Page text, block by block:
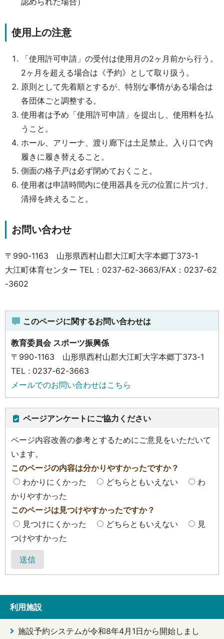
使用上の注意
「使用許可申請」の受付は使用月の2ヶ月前から行う。
2ヶ月を超える場合は《予約》として取り扱う。
原則として先着順とするが、特別な事情がある場合は
各団体ごと調整する。
使用者は予め「使用許可申請」を提出し、使用料を払
うこと。
ホール、アリーナ、渡り廊下は土足禁止。入り口で内
履きに履き替えること。
側面の格子戸は必ず閉めておくこと。
使用者は申請時間内に使用器具を元の位置に片づけ、
清掃を終えること。
お問い合わせ
〒990-1163 山形県西村山郡大江町大字本郷丁373-1
大江町体育センター TEL：0237-62-3663/FAX：0237-62
-3602
このページに関するお問い合わせは
教育委員会 スポーツ振興係
〒990-1163 山形県西村山郡大江町大字本郷丁373-1
TEL : 0237-62-3663
メールでのお問い合わせはこちら
ページアンケートにご協力ください
ページ内容改善の参考とするためにご意見をいただいて
います。
このページの内容は分かりやすかったですか？
わかりにくかった
どちらともいえない
わ
かりやすかった
このページは見つけやすかったですか？
見つけにくかった
どちらともいえない
見
つけやすかった
送信
利用施設
施設予約システムが令和8年4月1日から開始しまし